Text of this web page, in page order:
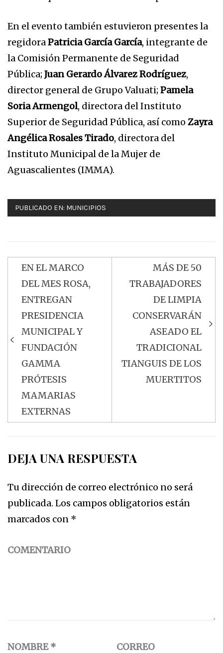
En el evento también estuvieron presentes la
regidoraPatricia García García, integrante de
la Comisión Permanente de Seguridad
Pública; Juan Gerardo Álvarez Rodríguez,
director general de Grupo Valuati; Pamela
Soria Armengol, directora del Instituto
Superior de Seguridad Pública, así como Zayra
Angélica Rosales Tirado, directora del
Instituto Municipal de la Mujer de
Aguascalientes (IMMA).
PUBLICADO EN: MUNICIPIOS
Navegación
de
entradas
EN EL MARCO
DEL MES ROSA,
ENTREGAN
PRESIDENCIA
MUNICIPAL Y
FUNDACIÓN
GAMMA
PRÓTESIS
MAMARIAS
EXTERNAS
MÁS DE 50
TRABAJADORES
DE LIMPIA
CONSERVARÁN
ASEADO EL
TRADICIONAL
TIANGUIS DE LOS
MUERTITOS
DEJA UNA RESPUESTA
Tu dirección de correo electrónico no será
publicada. Los campos obligatorios están
marcados con *
COMENTARIO
NOMBRE*
CORREO